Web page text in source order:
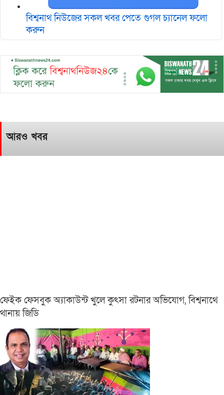
বিশ্বনাথ নিউজের সকল খবর পেতে গুগল চ‌্যানেল ফলো
করুন
আরও খবর
ফেইক ফেসবুক অ্যাকাউন্ট খুলে কুৎসা রটনার অভিযোগ, বিশ্বনাথে
থানায় জিডি